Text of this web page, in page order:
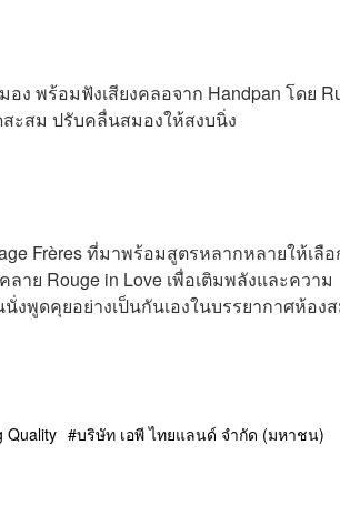
ง พร้อมฟังเสียงคลอจาก Handpan โดย
ะสม ปรับคลื่นสมองให้สงบนิ่ง
Frères ที่มาพร้อมสูตรหลากหลายให้เลือ
าย Rouge in Love เพื่อเติมพลังและความ
พูดคุยอย่างเป็นกันเองในบรรยากาศห้อง
Quality บริษัท เอพี ไทยแลนด์ จำกัด (มหาชน)